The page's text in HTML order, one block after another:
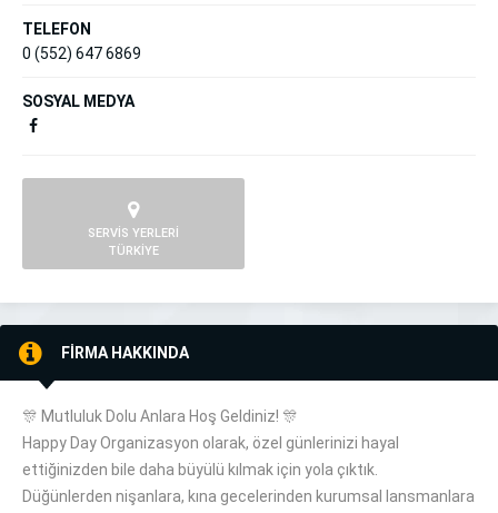
TELEFON
0 (552) 647 6869
SOSYAL MEDYA
SERVİS YERLERİ
TÜRKİYE
FİRMA HAKKINDA
🎊 Mutluluk Dolu Anlara Hoş Geldiniz! 🎊
Happy Day Organizasyon olarak, özel günlerinizi hayal
ettiğinizden bile daha büyülü kılmak için yola çıktık.
Düğünlerden nişanlara, kına gecelerinden kurumsal lansmanlara